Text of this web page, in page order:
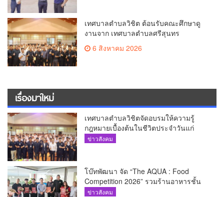
เทศบาลตำบลวิชิต ต้อนรับคณะศึกษาดู
งานจาก เทศบาลตำบลศรีสุนทร
6 สิงหาคม 2026
เรื่องมาใหม่
เทศบาลตำบลวิชิตจัดอบรมให้ความรู้
กฎหมายเบื้องต้นในชีวิตประจำวันแก่
เยาวชน
ข่าวสังคม
โบ๊ทพัฒนา จัด “The AQUA : Food
Competition 2026” รวมร้านอาหารชั้น
นำของ The Shopps at The AQUA ชู
ข่าวสังคม